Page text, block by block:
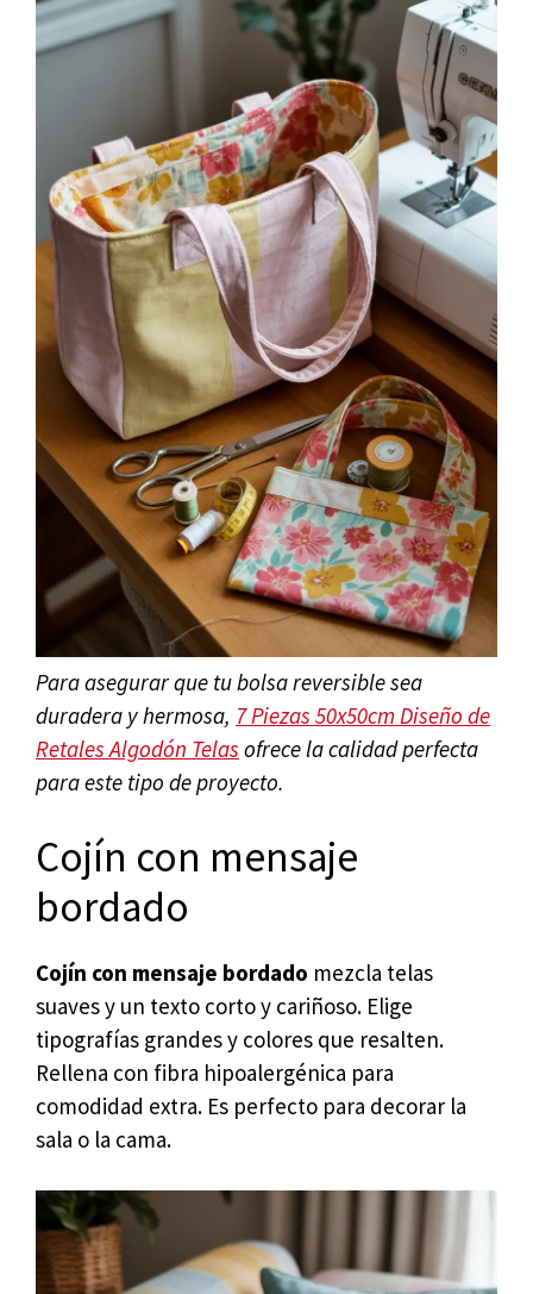
Para asegurar que tu bolsa reversible sea
duradera y hermosa, 7 Piezas 50x50cm Diseño de
Retales Algodón Telas ofrece la calidad perfecta
para este tipo de proyecto.
Cojín con mensaje
bordado
Cojín con mensaje bordado mezcla telas
suaves y un texto corto y cariñoso. Elige
tipografías grandes y colores que resalten.
Rellena con fibra hipoalergénica para
comodidad extra. Es perfecto para decorar la
sala o la cama.